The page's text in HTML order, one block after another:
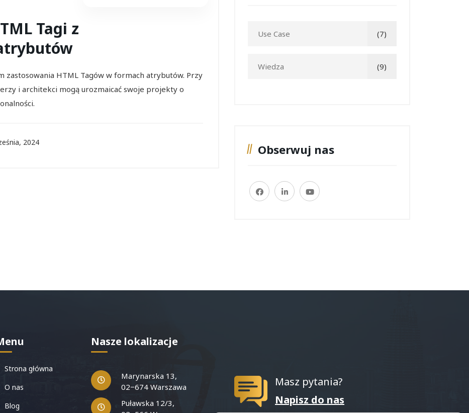
Tagi z
zastosowania HTML Tagów w formach atrybutów. Przy
i architekci mogą urozmaicać swoje projekty o
2024
Use Case (7)
Wiedza (9)
Obserwuj nas
Strona główna
O nas
Blog
Nasze lokalizacje
Marynarska 13,
02−674 Warszawa
Puławska 12/3,
Masz pytania?
Napisz do nas